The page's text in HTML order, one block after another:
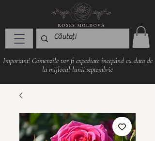
Important! Comenzile vor fi expediate începând cu data de
la mijlocul lunii septembrie